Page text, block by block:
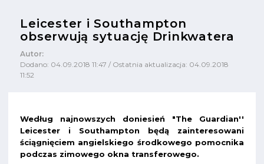
Leicester i Southampton
obserwują sytuację Drinkwatera
Autor:
Dodano: 04.09.2018 11:47 / Ostatnia aktualizacja: 04.09.2018
11:52
Według najnowszych doniesień "The Guardian''
Leicester i Southampton będą zainteresowani
ściągnięciem angielskiego środkowego pomocnika
podczas zimowego okna transferowego.